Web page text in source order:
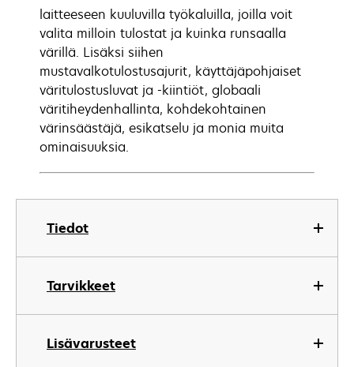
Tiedot
Tarvikkeet
Lisävarusteet
laitteeseen kuuluvilla työkaluilla, joilla voit
valita milloin tulostat ja kuinka runsaalla
värillä. Lisäksi siihen
mustavalkotulostusajurit, käyttäjäpohjaiset
väritulostusluvat ja -kiintiöt, globaali
väritiheydenhallinta, kohdekohtainen
värinsäästäjä, esikatselu ja monia muita
ominaisuuksia.